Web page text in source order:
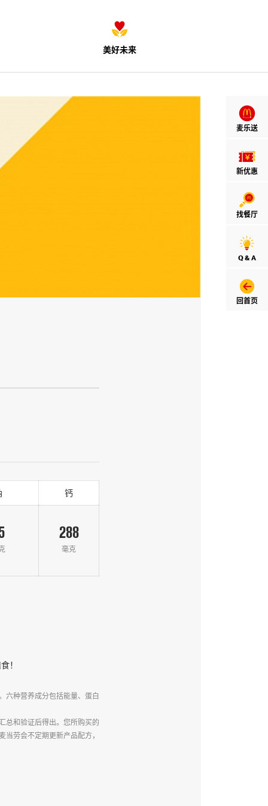
美好未来
麦乐送
新优惠
找餐厅
Q & A
回首页
钙
288
毫克
！
六种营养成分包括能量、蛋白
总和验证后得出。您所购买的
劳会不定期更新产品配方，